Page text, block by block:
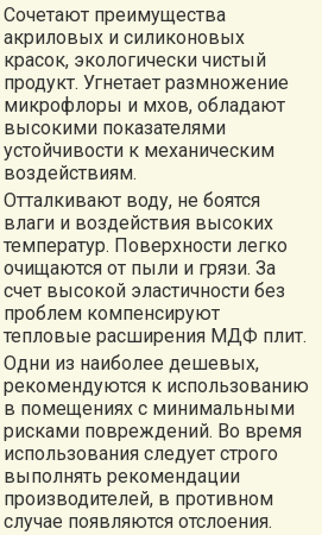
Сочетают преимущества
акриловых и силиконовых
красок, экологически чистый
продукт. Угнетает размножение
микрофлоры и мхов, обладают
высокими показателями
устойчивости к механическим
воздействиям.
Отталкивают воду, не боятся
влаги и воздействия высоких
температур. Поверхности легко
очищаются от пыли и грязи. За
счет высокой эластичности без
проблем компенсируют
тепловые расширения МДФ плит.
Одни из наиболее дешевых,
рекомендуются к использованию
в помещениях с минимальными
рисками повреждений. Во время
использования следует строго
выполнять рекомендации
производителей, в противном
случае появляются отслоения.